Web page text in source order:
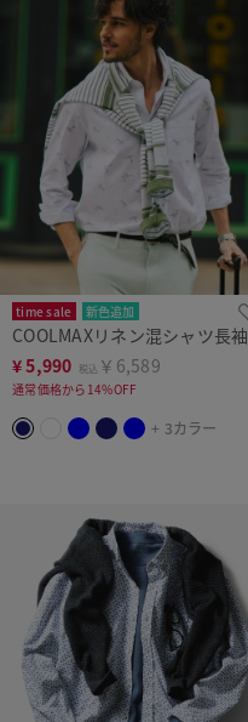
time sale
新色追加
まとめ買い対象
COOLMAXリネン混シャツ長袖
¥5,990 税込 ￥6,589
通常価格から14%OFF
+ 3カラー